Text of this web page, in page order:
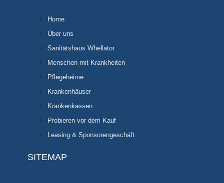
Home
Über uns
Sanitätshaus Whellator
Menschen mit Krankheiten
Pflegeheime
Krankenhäuser
Krankenkassen
Probieren vor dem Kauf
Leasing & Sponsorengeschäft
SITEMAP